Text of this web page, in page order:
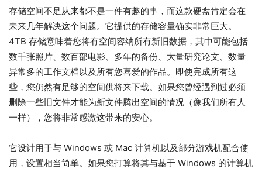
存储空间不足从来都不是一件有趣的事，而这款硬盘肯定会在
未来几年解决这个问题。它提供的存储容量确实非常巨大。
4TB 存储意味着您将有空间容纳所有新旧数据，其中可能包括
数千张照片、数百部电影、多年的备份、大量研究论文、数量
异常多的工作文档以及所有您喜爱的作品。即使完成所有这
些，您仍然有足够的空间供将来下载。如果您曾经遇到过必须
删除一些旧文件才能为新文件腾出空间的情况（像我们所有人
一样），您将非常感激这带来的安心。
它设计用于与 Windows 或 Mac 计算机以及部分游戏机配合使
用，设置相当简单。如果您打算将其与基于 Windows 的计算机